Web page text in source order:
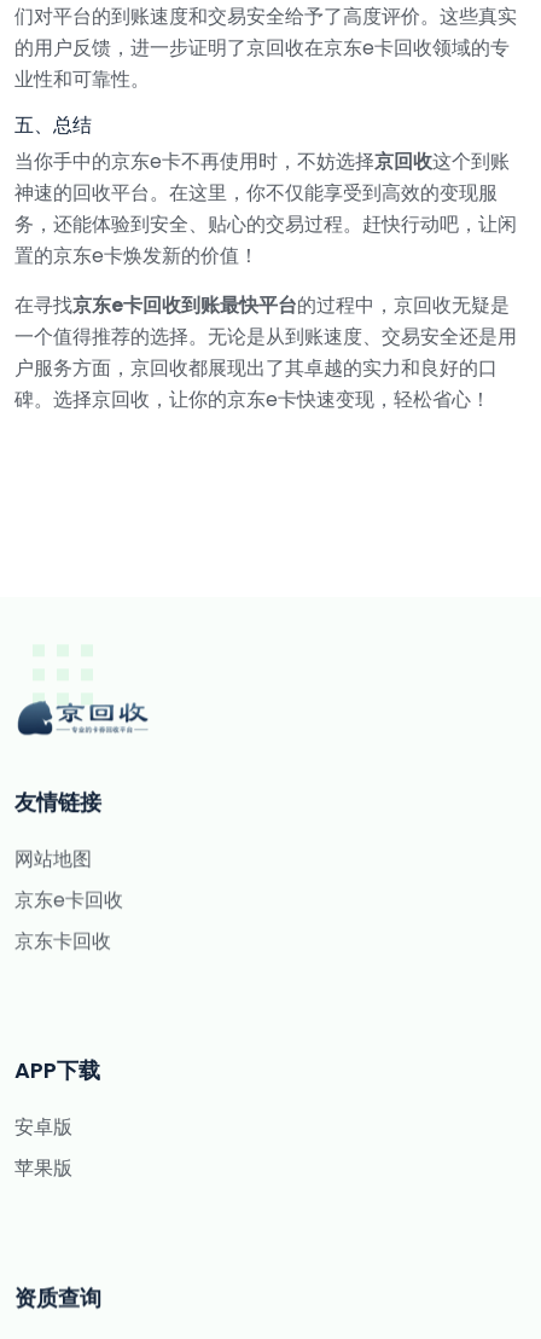
们对平台的到账速度和交易安全给予了高度评价。这些真实
的用户反馈，进一步证明了京回收在京东e卡回收领域的专
业性和可靠性。
五、总结
当你手中的京东e卡不再使用时，不妨选择京回收这个到账
神速的回收平台。在这里，你不仅能享受到高效的变现服
务，还能体验到安全、贴心的交易过程。赶快行动吧，让闲
置的京东e卡焕发新的价值！
在寻找京东e卡回收到账最快平台的过程中，京回收无疑是
一个值得推荐的选择。无论是从到账速度、交易安全还是用
户服务方面，京回收都展现出了其卓越的实力和良好的口
碑。选择京回收，让你的京东e卡快速变现，轻松省心！
友情链接
网站地图
京东e卡回收
京东卡回收
APP下载
安卓版
苹果版
资质查询